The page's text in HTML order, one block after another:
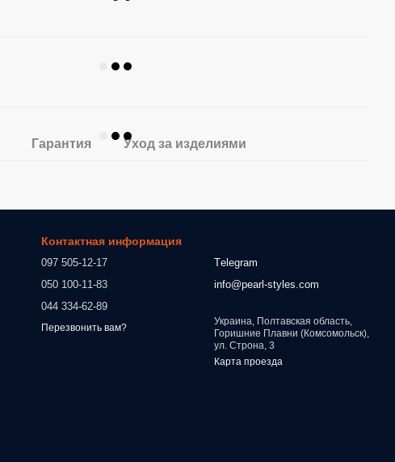
Гарантия Уход за изделиями
Контактная информация
097 505-12-17
050 100-11-83
044 334-62-89
Перезвонить вам?
Тelegram
info@pearl-styles.com
Украина, Полтавская область,
Горишние Плавни (Комсомольск),
ул. Строна, 3
Карта проезда